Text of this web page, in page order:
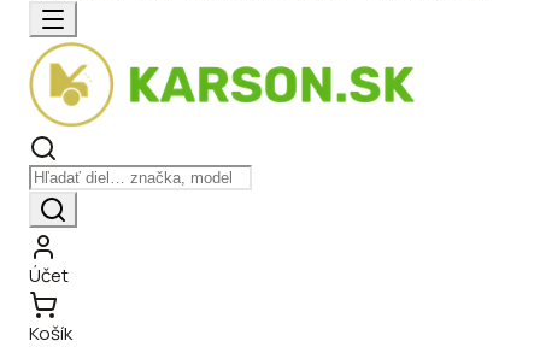
Účet
Košík